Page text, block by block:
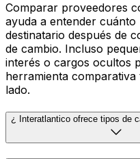
Comparar proveedores
ayuda a entender
destinatario después de
de cambio. Incluso
interés o cargos ocultos
herramienta
lado.
¿ Interatlantico ofrece tipos de